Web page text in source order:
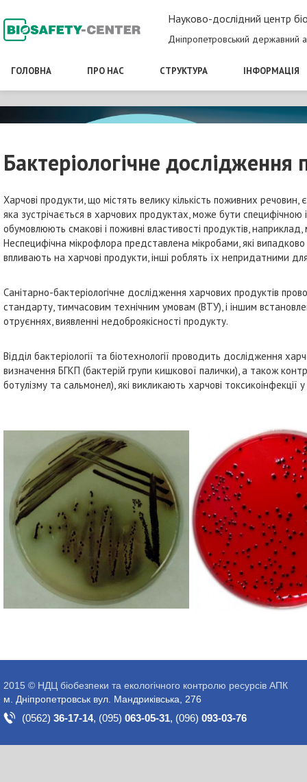
Науково-дослідний центр
Дніпропетровський державний
ГОЛОВНА ПРО НАС СТРУКТУРА ІНФОРМАЦІЯ
Бактеріологічне дослідження
Харчові продукти, що містять велику кількість поживних
яка зустрічається в харчових продуктах, може бути специфічною
обумовлюють смакові і поживні властивості продуктів,
Неспецифічна мікрофлора представлена мікробами, які
впливають на харчові продукти, інші роблять їх непридатними
Санітарно-бактеріологічне дослідження харчових продуктів
стандарту, тимчасовим технічним умовам (ВТУ), і іншим
отруєннях, виявленні недоброякісності продукту.
Відділ бактеріології та біотехнології проводить дослідження
визначення БГКП (бактерій групи кишкової палички), а також
ботулізму та сальмонел), які викликають харчові токсикоінфекції
2015 © НДЦ біобезпеки та екологічного контролю ресурсів АПК
м. Дніпропетровськ вул. Мандриківська, 276
(0562) 36-17-14, (095) 063-05-31, (096) 093-03-76